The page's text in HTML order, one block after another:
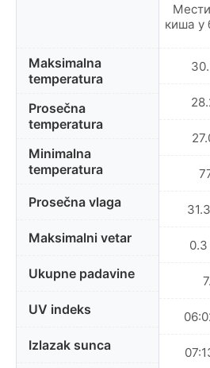
Maksimalna
temperatura
Prosečna
temperatura
Minimalna
temperatura
Prosečna vlaga
Maksimalni vetar
Ukupne padavine
UV indeks
Izlazak sunca
киша у
0.3